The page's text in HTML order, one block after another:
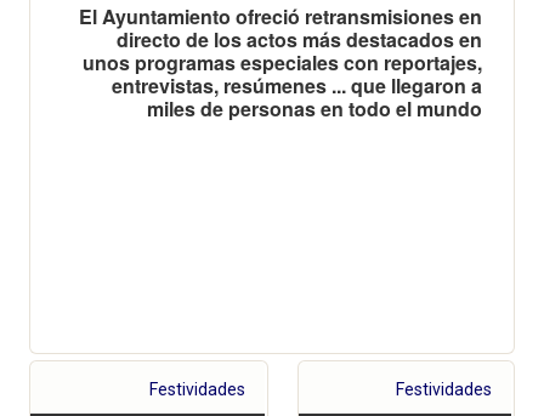
El Ayuntamiento ofreció retransmisiones en
directo de los actos más destacados en
unos programas especiales con reportajes,
entrevistas, resúmenes ... que llegaron a
miles de personas en todo el mundo
Festividades Festividades